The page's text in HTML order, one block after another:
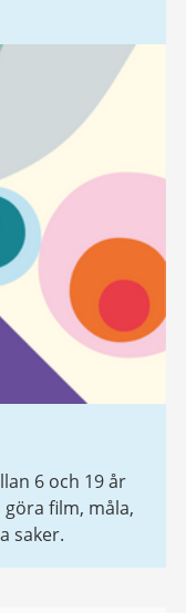
6 och 19 år
film, måla,
saker.